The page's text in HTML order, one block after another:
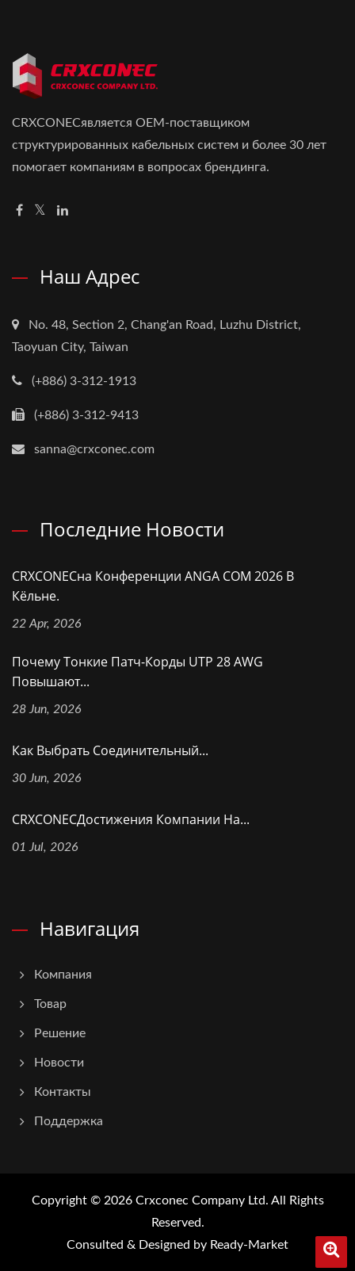
CRXCONECявляется OEM-поставщиком
структурированных кабельных систем и более 30 лет
помогает компаниям в вопросах брендинга.
Наш Адрес
No. 48, Section 2, Chang'an Road, Luzhu District,
Taoyuan City, Taiwan
(+886) 3-312-1913
(+886) 3-312-9413
sanna@crxconec.com
Последние Новости
CRXCONECна Конференции ANGA COM 2026 В
Кёльне.
22 Apr, 2026
Почему Тонкие Патч-Корды UTP 28 AWG
Повышают...
28 Jun, 2026
Как Выбрать Соединительный...
30 Jun, 2026
CRXCONECДостижения Компании На...
01 Jul, 2026
Навигация
Компания
Товар
Решение
Новости
Контакты
Поддержка
Copyright © 2026 Crxconec Company Ltd. All Rights
Reserved.
Consulted & Designed by Ready-Market